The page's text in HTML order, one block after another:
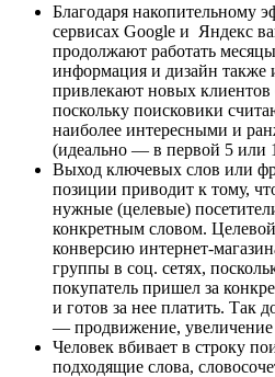
Благодаря накопительному
сервисах Google и Яндекс
продолжают работать
информация и дизайн также
привлекают новых клиентов
поскольку поисковики
наиболее интересными и
(идеально — в первой 5 или
Выход ключевых слов или
позиции приводит к тому,
нужные (целевые)
конкретным словом.
конверсию интернет-
группы в соц. сетях,
покупатель пришел за
и готов за нее платить. Так
— продвижение, увеличение
Человек вбивает в строку
подходящие слова,